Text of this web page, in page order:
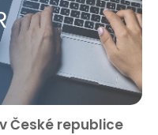
České republice